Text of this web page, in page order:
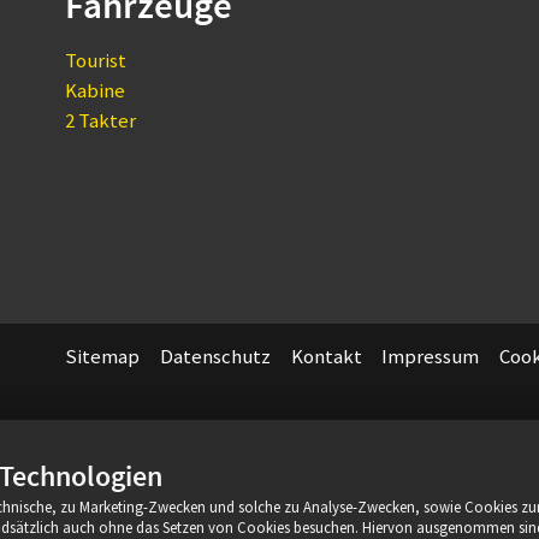
zu Marketing-Zwecken und solche zu Analyse-Zwecken, sowie Cookies
auch ohne das Setzen von Cookies besuchen. Hiervon ausgenommen
Tourist
Kabine
2 Takter
Sitemap Datenschutz Kontakt Impressum